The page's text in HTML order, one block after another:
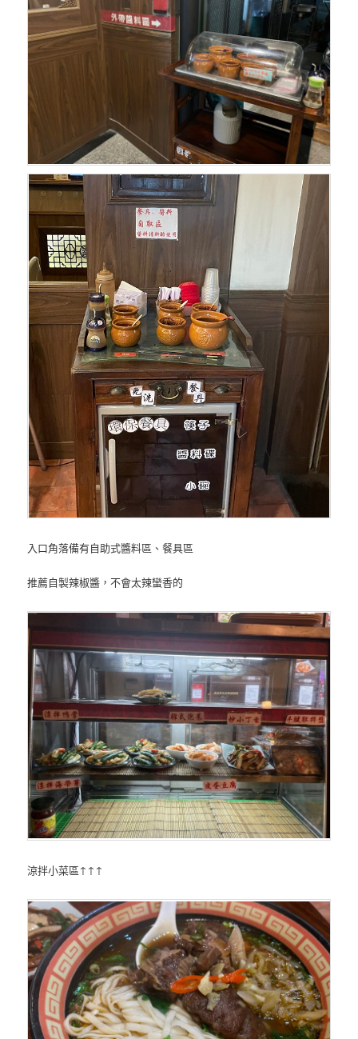
入口角落備有自助式醬料區、餐具區
推薦自製辣椒醬，不會太辣蠻香的
涼拌小菜區↑↑↑